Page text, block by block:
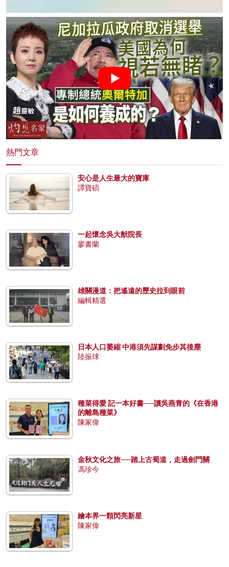
熱門文章
安心是人生最大的寶庫
譚寶碩
一起懷念吳大猷院長
廖書蘭
雄關漫道：把遙遠的歷史拉到眼前
編輯精選
日本人口萎縮 中港須先謀劃免步其後塵
陸振球
種菜得愛 記一本好書──讀吳燕青的《在香港
的離島種菜》
陳家偉
金秋文化之旅──踏上古蜀道，走過劍門關
馮珍今
繪本界一顆閃亮新星
陳家偉